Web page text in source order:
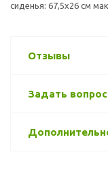
сиденья: 67,5х26 см
Отзывы
Задать вопрос